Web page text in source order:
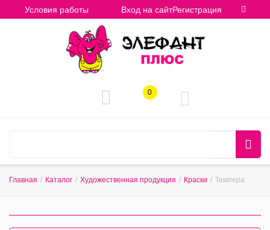
Условия работы Вход на сайтРегистрация
0
Главная / Каталог / Художественная продукция / Краски / Темпера